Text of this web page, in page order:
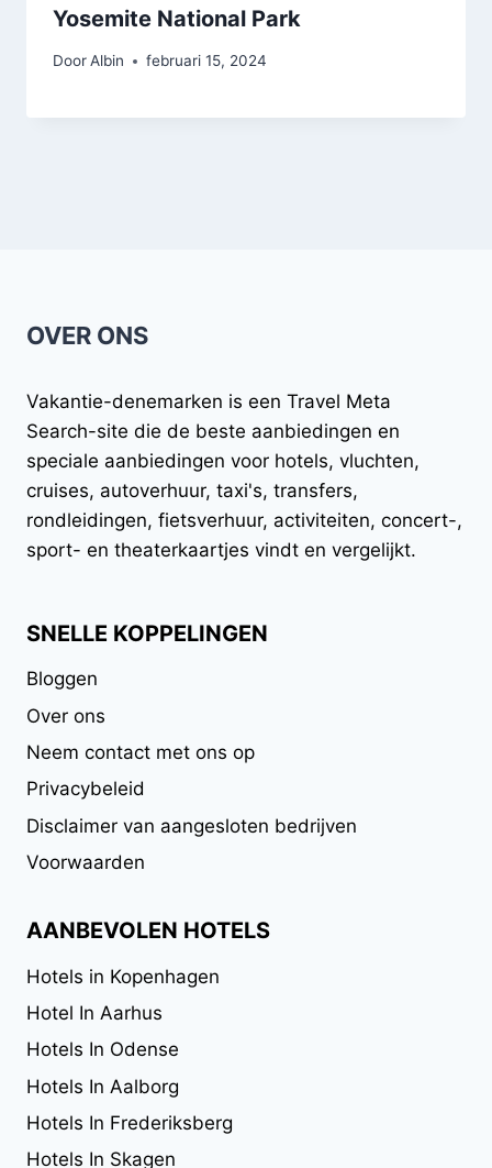
Yosemite National Park
DoorAlbin februari 15, 2024
OVER ONS
Vakantie-denemarken is een Travel Meta
Search-site die de beste aanbiedingen en
speciale aanbiedingen voor hotels, vluchten,
cruises, autoverhuur, taxi's, transfers,
rondleidingen, fietsverhuur, activiteiten, concert-,
sport- en theaterkaartjes vindt en vergelijkt.
SNELLE KOPPELINGEN
Bloggen
Over ons
Neem contact met ons op
Privacybeleid
Disclaimer van aangesloten bedrijven
Voorwaarden
AANBEVOLEN HOTELS
Hotels in Kopenhagen
Hotel In Aarhus
Hotels In Odense
Hotels In Aalborg
Hotels In Frederiksberg
Hotels In Skagen